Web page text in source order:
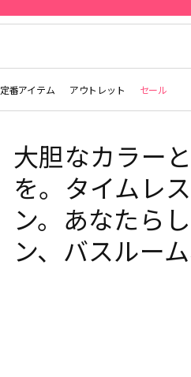
定番アイテム アウトレット セール
大胆なカラー
を。タイムレ
ン。あなたら
ン、バスルー